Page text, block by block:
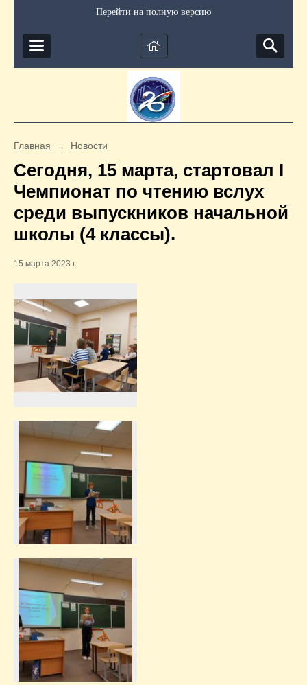
Перейти на полную версию
Главная → Новости
Сегодня, 15 марта, стартовал I
Чемпионат по чтению вслух
среди выпускников начальной
школы (4 классы).
15 марта 2023 г.